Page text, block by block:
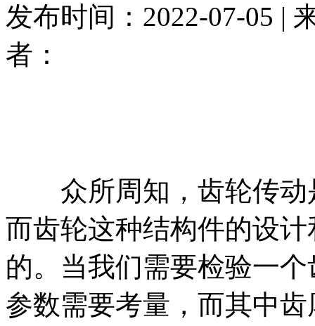
发布时间：2022-07-05 |
者：
众所周知，齿轮传动
而齿轮这种结构件的设
的。当我们需要检验一
参数需要考量，而其中